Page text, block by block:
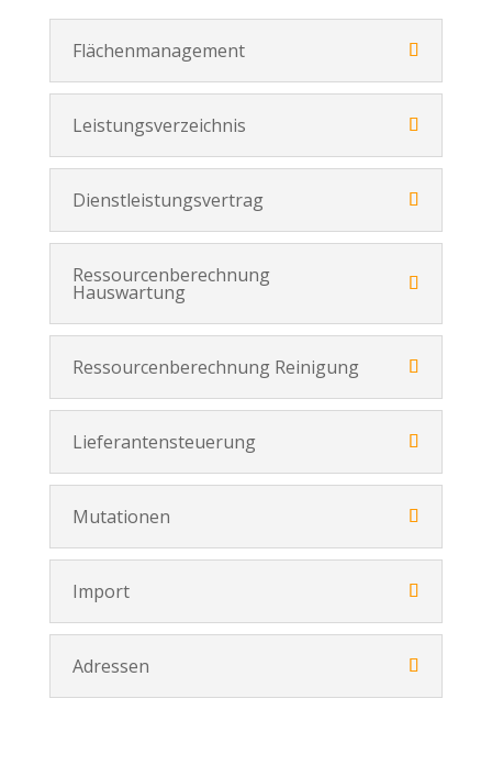
Flächenmanagement
Leistungsverzeichnis
Dienstleistungsvertrag
Ressourcenberechnung
Hauswartung
Ressourcenberechnung Reinigung
Lieferantensteuerung
Mutationen
Import
Adressen